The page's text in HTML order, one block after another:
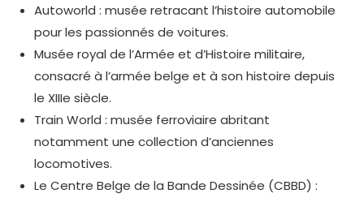
Autoworld : musée retracant l’histoire automobile
pour les passionnés de voitures.
Musée royal de l’Armée et d’Histoire militaire,
consacré à l’armée belge et à son histoire depuis
le XIIIe siècle.
Train World : musée ferroviaire abritant
notamment une collection d’anciennes
locomotives.
Le Centre Belge de la Bande Dessinée (CBBD) :